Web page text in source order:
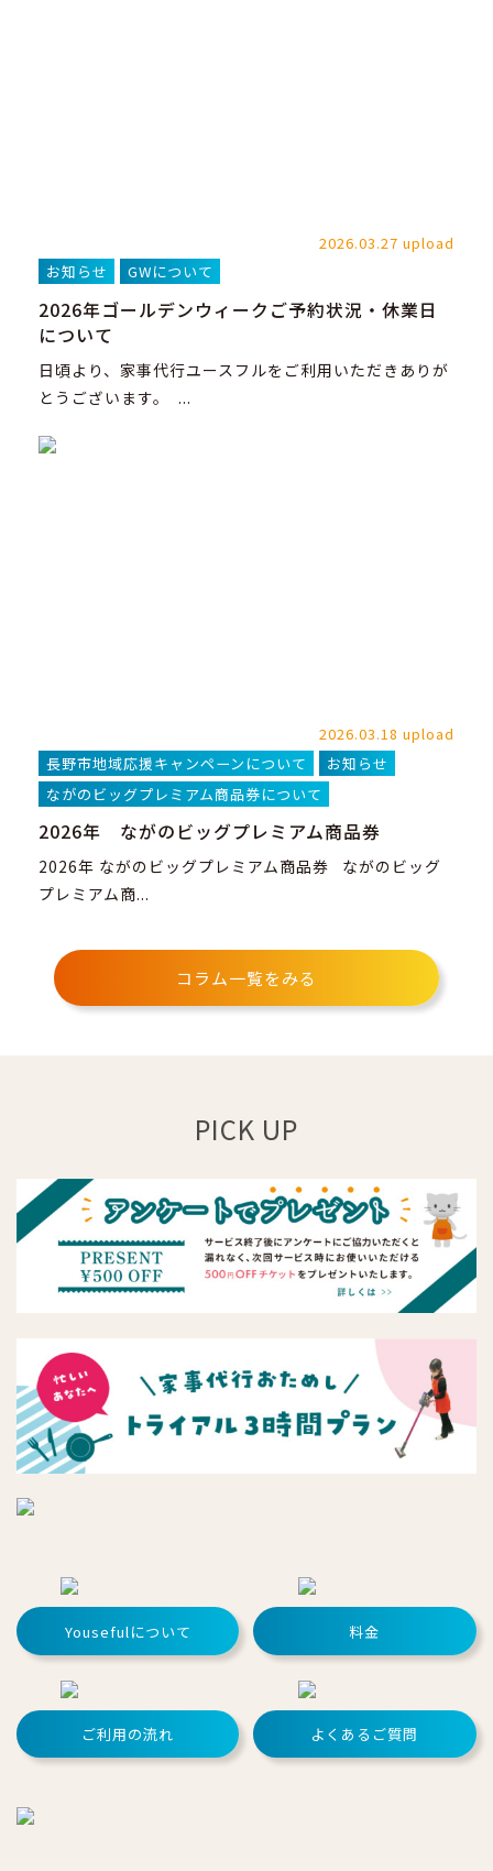
2026.03.27 upload
お知らせ
GWについて
2026年ゴールデンウィークご予約状況・休業日
について
日頃より、家事代行ユースフルをご利用いただきありが
とうございます。 ...
2026.03.18 upload
長野市地域応援キャンペーンについて
お知らせ
ながのビッグプレミアム商品券について
2026年 ながのビッグプレミアム商品券
2026年 ながのビッグプレミアム商品券 ながのビッグ
プレミアム商...
コラム一覧をみる
PICK UP
Yousefulについて 料金
ご利用の流れ よくあるご質問